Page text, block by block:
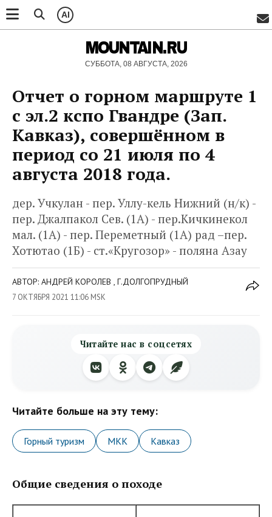
AI
MOUNTAIN.RU
СУББОТА, 08 АВГУСТА, 2026
Отчет о горном маршруте 1
с эл.2 кспо Гвандре (Зап.
Кавказ), совершённом в
период со 21 июля по 4
августа 2018 года.
дер. Учкулан - пер. Уллу-кель Нижний (н/к) -
пер. Джалпакол Сев. (1А) - пер.Кичкинекол
мал. (1А) - пер. Переметный (1А) рад –пер.
Хотютао (1Б) - ст.«Кругозор» - поляна Азау
АВТОР: АНДРЕЙ КОРОЛЕВ , Г.ДОЛГОПРУДНЫЙ
7 ОКТЯБРЯ 2021 11:06 MSK
Читайте нас в соцсетях
Читайте больше на эту тему:
Горный туризм МКК Кавказ
Общие сведения о походе